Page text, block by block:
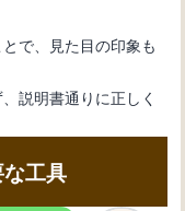
で、見た目の印象も
説明書通りに正しく
工具